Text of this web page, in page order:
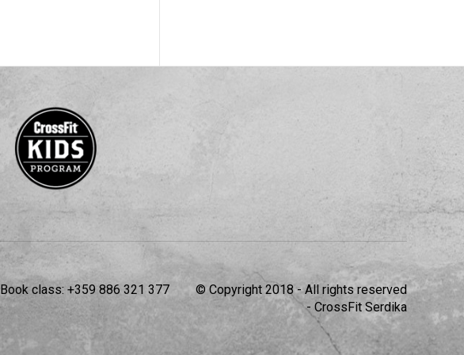
Book class:+359 886 321 377
© Copyright 2018 - All rights reserved
- CrossFit Serdika